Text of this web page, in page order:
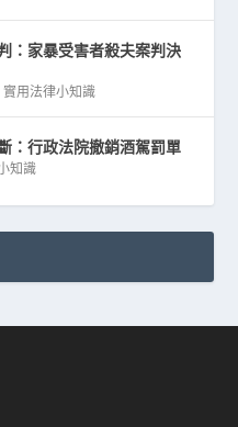
：家暴受害者殺夫案判決
實用法律小知識
：行政法院撤銷酒駕罰單
知識